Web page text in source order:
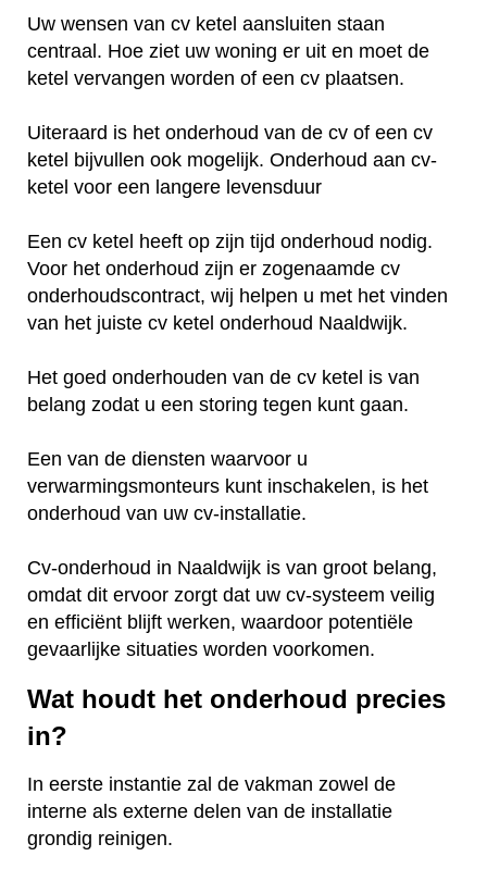
Uw wensen van cv ketel aansluiten staan
centraal. Hoe ziet uw woning er uit en moet de
ketel vervangen worden of een cv plaatsen.
Uiteraard is het onderhoud van de cv of een cv
ketel bijvullen ook mogelijk. Onderhoud aan cv-
ketel voor een langere levensduur
Een cv ketel heeft op zijn tijd onderhoud nodig.
Voor het onderhoud zijn er zogenaamde cv
onderhoudscontract, wij helpen u met het vinden
van het juiste cv ketel onderhoud Naaldwijk.
Het goed onderhouden van de cv ketel is van
belang zodat u een storing tegen kunt gaan.
Een van de diensten waarvoor u
verwarmingsmonteurs kunt inschakelen, is het
onderhoud van uw cv-installatie.
Cv-onderhoud in Naaldwijk is van groot belang,
omdat dit ervoor zorgt dat uw cv-systeem veilig
en efficiënt blijft werken, waardoor potentiële
gevaarlijke situaties worden voorkomen.
Wat houdt het onderhoud precies
in?
In eerste instantie zal de vakman zowel de
interne als externe delen van de installatie
grondig reinigen.